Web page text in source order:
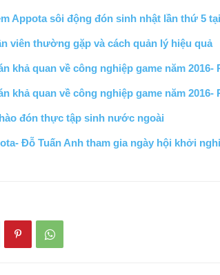
Appota sôi động đón sinh nhật lần thứ 5
viên thường gặp và cách quản lý hiệu quả
khả quan về công nghiệp game năm 2016-
khả quan về công nghiệp game năm 2016-
đón thực tập sinh nước ngoài
Đỗ Tuấn Anh tham gia ngày hội khởi